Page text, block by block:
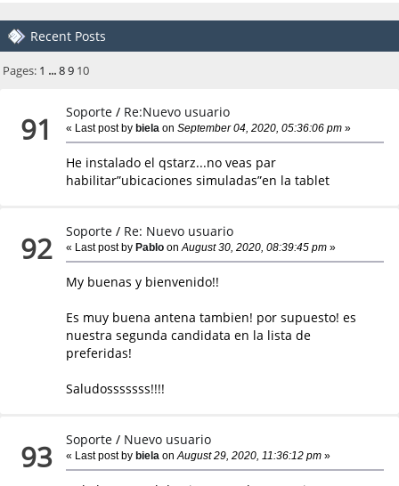
Recent Posts
Pages: 1 ...8 9 10
91 Soporte / Re:Nuevo usuario
« Last post by biela on September 04, 2020, 05:36:06 pm »
He instalado el qstarz...no veas par
habilitar”ubicaciones simuladas”en la tablet
92 Soporte / Re: Nuevo usuario
« Last post by Pablo on August 30, 2020, 08:39:45 pm »
My buenas y bienvenido!!
Es muy buena antena tambien! por supuesto! es
nuestra segunda candidata en la lista de
preferidas!
Saludosssssss!!!!
93 Soporte / Nuevo usuario
« Last post by biela on August 29, 2020, 11:36:12 pm »